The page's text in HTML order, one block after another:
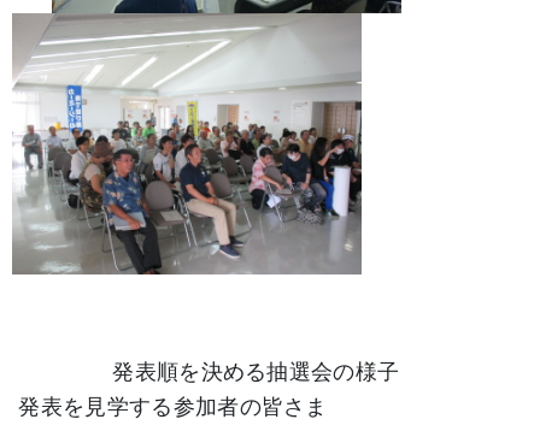
発表順を決める抽選会の様子
発表を見学する参加者の皆さま